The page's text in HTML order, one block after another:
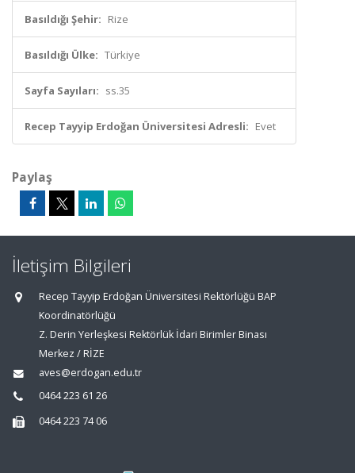
Basıldığı Şehir: Rize
Basıldığı Ülke: Türkiye
Sayfa Sayıları: ss.35
Recep Tayyip Erdoğan Üniversitesi Adresli: Evet
Paylaş
İletişim Bilgileri
Recep Tayyip Erdoğan Üniversitesi Rektörlüğü BAP
Koordinatörlüğü
Z. Derin Yerleşkesi Rektörlük İdari Birimler Binası
Merkez / RİZE
aves@erdogan.edu.tr
0464 223 61 26
0464 223 74 06